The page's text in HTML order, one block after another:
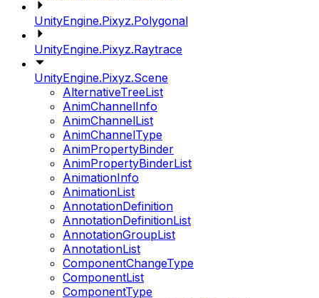
UnityEngine.Pixyz.Polygonal
UnityEngine.Pixyz.Raytrace
UnityEngine.Pixyz.Scene
AlternativeTreeList
AnimChannelInfo
AnimChannelList
AnimChannelType
AnimPropertyBinder
AnimPropertyBinderList
AnimationInfo
AnimationList
AnnotationDefinition
AnnotationDefinitionList
AnnotationGroupList
AnnotationList
ComponentChangeType
ComponentList
ComponentType